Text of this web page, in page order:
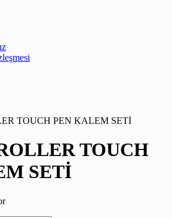
TOUCH PEN KALEM SETİ
TOUCH
SETİ